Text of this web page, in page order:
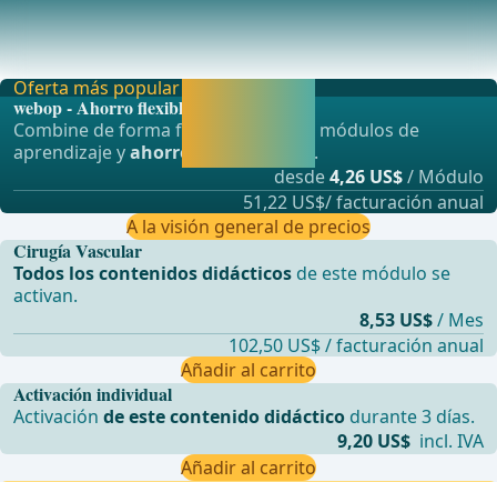
Evaluación del endoprótesis GORE® EXCLUDER®
Conformable AAA en el tratamiento de aneurismas aórtico
Activación individual
Activaciónde este contenido didáctico durante 3 días.
9,20 US$ incl. IVA
Añadir al carrito
Oferta más popular
webop - Ahorro flexible
Combine de forma flexible nuestros módulos de
aprendizaje yahorre hasta un 50% .
desde4,26 US$/ Módulo
51,22 US$/ facturación anual
A la visión general de precios
Cirugía Vascular
Todos los contenidos didácticos de este módulo se
activan.
8,53 US$/ Mes
102,50 US$ / facturación anual
Añadir al carrito